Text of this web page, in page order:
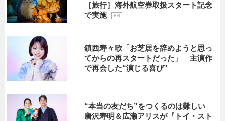
［旅行］海外航空券取扱スタート記念
で実施
P R
鎮西寿々歌「お芝居を辞めようと思っ
てからの再スタートだった」 主演作
で再会した“演じる喜び”
“本当の友だち”をつくるのは難しい
唐沢寿明＆広瀬アリスが『トイ・スト